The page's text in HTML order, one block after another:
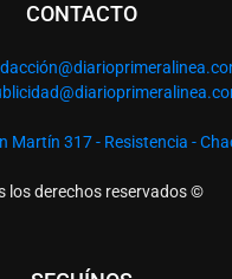
CONTACTO
Martín 317 - Resistencia -
los derechos reservados ©